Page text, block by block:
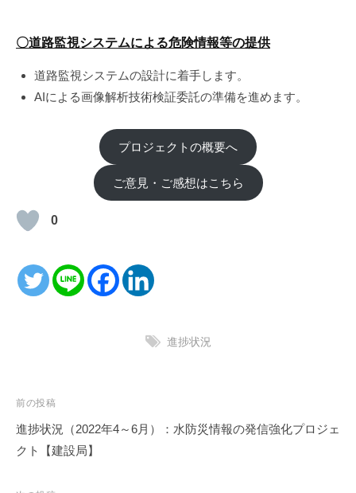
〇道路監視システムによる危険情報等の提供
道路監視システムの設計に着手します。
AIによる画像解析技術検証委託の準備を進めます。
プロジェクトの概要へ
ご意見・ご感想はこちら
0
進捗状況
投
稿
ナ
前の投稿
進捗状況（2022年4～6月）：水防災情報の発信強化プロジェ
クト【建設局】